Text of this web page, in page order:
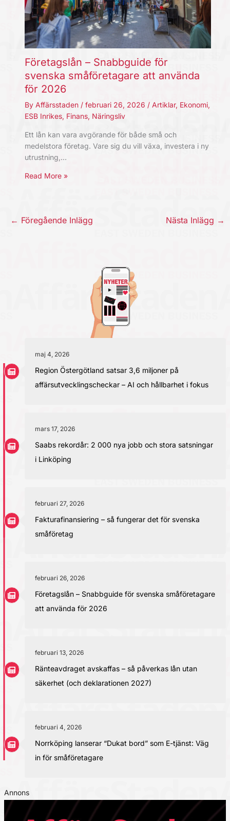
Företagslån – Snabbguide för
svenska småföretagare att använda
för 2026
By Affärsstaden / februari 26, 2026 / Artiklar, Ekonomi,
ESB Inrikes, Finans, Näringsliv
Ett lån kan vara avgörande för både små och
medelstora företag. Vare sig du vill växa, investera i ny
utrustning,…
Read More »
← Föregående Inlägg Nästa Inlägg →
maj 4, 2026
Region Östergötland satsar 3,6 miljoner på
affärsutvecklingscheckar – AI och hållbarhet i fokus
mars 17, 2026
Saabs rekordår: 2 000 nya jobb och stora satsningar
i Linköping
februari 27, 2026
Fakturafinansiering – så fungerar det för svenska
småföretag
februari 26, 2026
Företagslån – Snabbguide för svenska småföretagare
att använda för 2026
februari 13, 2026
Ränteavdraget avskaffas – så påverkas lån utan
säkerhet (och deklarationen 2027)
februari 4, 2026
Norrköping lanserar “Dukat bord” som E-tjänst: Väg
in för småföretagare
Annons